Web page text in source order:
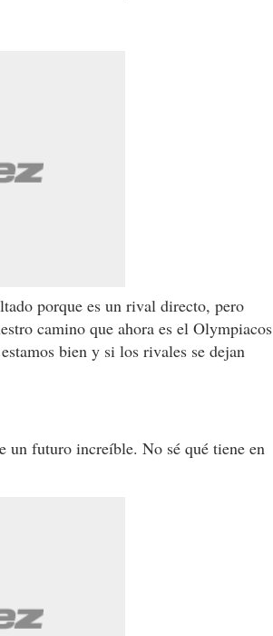
porque es un rival directo, pero
camino que ahora es el Olympiacos
bien y si los rivales se dejan
un futuro increíble. No sé qué tiene en